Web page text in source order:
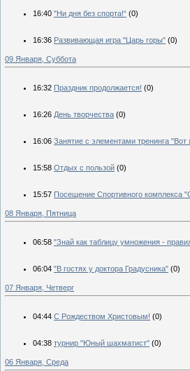
16:40 "Ни дня без спорта!“ (0)
16:36 Развивающая игра "Царь горы" (0)
09 Января, Суббота
16:32 Праздник продолжается! (0)
16:26 День творчества (0)
16:06 Занятие с элементами тренинга "Вот
15:58 Отдых с пользой (0)
15:57 Посещение Спортивного комплекса
08 Января, Пятница
06:58 "Знай как таблицу умножения -
06:04 "В гостях у доктора Градусника" (0)
07 Января, Четверг
04:44 С Рождеством Христовым! (0)
04:38 турнир "Юный шахматист" (0)
06 Января, Среда